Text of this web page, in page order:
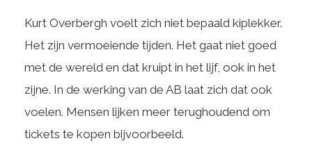
Kurt Overbergh voelt zich niet bepaald kiplekker.
Het zijn vermoeiende tijden. Het gaat niet goed
met de wereld en dat kruipt in het lijf, ook in het
zijne. In de werking van de AB laat zich dat ook
voelen. Mensen lijken meer terughoudend om
tickets te kopen bijvoorbeeld.